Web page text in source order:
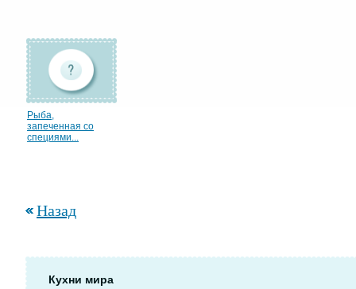
Рыба,
запеченная со
специями...
Назад
Кухни мира